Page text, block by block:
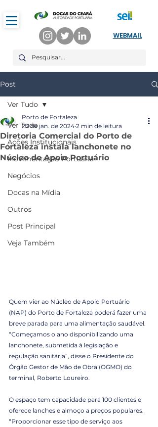
WEBMAIL
Post
Ver Tudo
Ações Institucionais
Movimentação Portuária
Negócios
Docas na Mídia
Outros
Post Principal
Veja Também
Ver Tudo
Diretoria Comercial do Porto de
Fortaleza instala lanchonete no
Núcleo de Apoio Portuário
Porto de Fortaleza
23 de jan. de 2024 2 min de leitura
Quem vier ao Núcleo de Apoio Portuário
(NAP) do Porto de Fortaleza poderá fazer uma
breve parada para uma alimentação saudável.
“Começamos o ano disponibilizando uma
lanchonete, submetida à legislação e
regulação sanitária”, disse o Presidente do
Órgão Gestor de Mão de Obra (OGMO) do
terminal, Roberto Loureiro.
O espaço tem capacidade para 100 clientes e
oferece lanches e almoço a preços populares.
“Proporcionar esse tipo de serviço aos